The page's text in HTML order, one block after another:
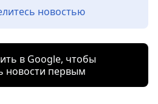
новостью
в Google, чтобы
новости первым